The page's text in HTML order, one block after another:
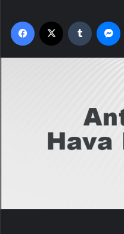
Facebook Tumblr